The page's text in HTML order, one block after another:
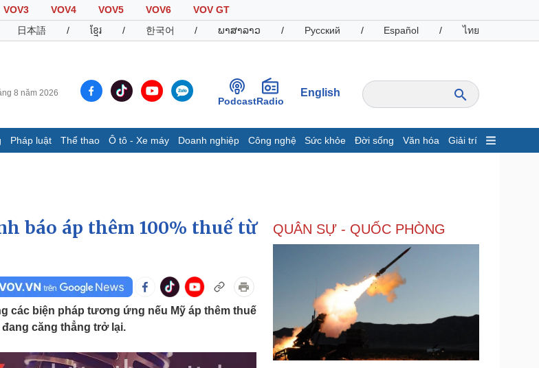
VOV3 VOV4 VOV5 VOV6
VOV GT
日本語 / ខ្មែរ / 한국어 / ພາສາລາວ / Русский / Español / ไทย
8 năm 2026
PodcastRadio
English
Pháp luật Thể thao Ô tô - Xe máy Doanh nghiệp Công nghệ Sức khỏe Đời sống Văn hóa Giải trí
Infographic
Chứng khoán
Giá cà phê
bóng đá
thao
Ô tô - Xe máy
Xe máy
Tư vấn
Doanh nghiệp
Thông tin doanh nghiệp
Doanh nghiệp 24h
Doanh nhân
Vì cộng đồng
Công nghệ
Sành điệu
Chuyển đổi số
báo áp thêm 100% thuế từ
các biện pháp tương ứng nếu Mỹ áp thêm thuế
căng thẳng trở lại.
QUÂN SỰ - QUỐC PHÒNG